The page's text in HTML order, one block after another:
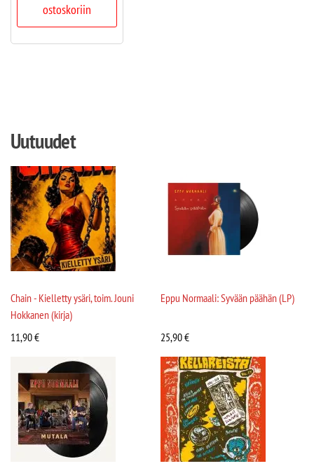
ostoskoriin
Uutuudet
Chain - Kielletty ysäri, toim. Jouni
Hokkanen (kirja)
11,90€
Eppu Normaali: Syvään päähän (LP)
25,90€